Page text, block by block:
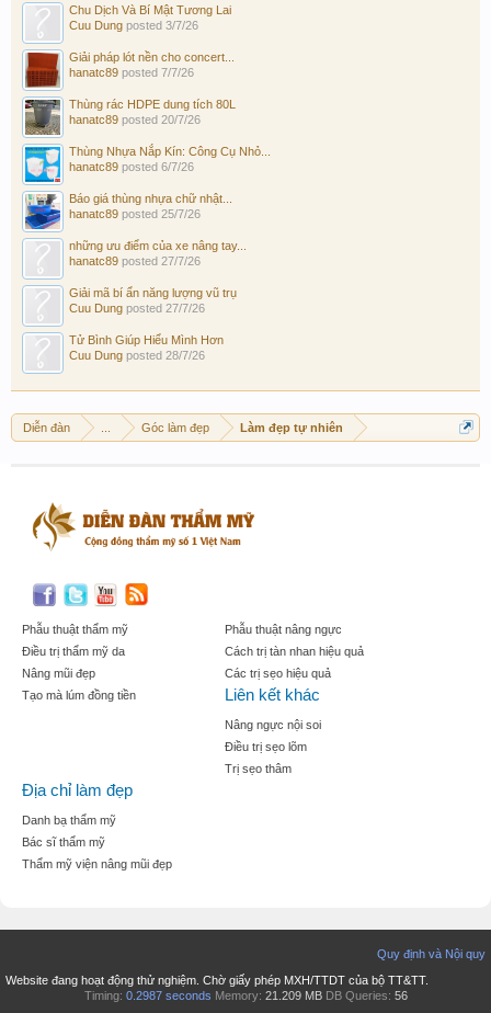
Chu Dịch Và Bí Mật Tương Lai
Cuu Dung posted 3/7/26
Giải pháp lót nền cho concert...
hanatc89 posted 7/7/26
Thùng rác HDPE dung tích 80L
hanatc89 posted 20/7/26
Thùng Nhựa Nắp Kín: Công Cụ Nhỏ...
hanatc89 posted 6/7/26
Báo giá thùng nhựa chữ nhật...
hanatc89 posted 25/7/26
những ưu điểm của xe nâng tay...
hanatc89 posted 27/7/26
Giải mã bí ẩn năng lượng vũ trụ
Cuu Dung posted 27/7/26
Tử Bình Giúp Hiểu Mình Hơn
Cuu Dung posted 28/7/26
Diễn đàn Góc làm đẹp Làm đẹp tự nhiên
Phẫu thuật thẩm mỹ
Điều trị thẩm mỹ da
Nâng mũi đẹp
Tạo mà lúm đồng tiền
Phẫu thuật nâng ngực
Cách trị tàn nhan hiệu quả
Các trị sẹo hiệu quả
Liên kết khác
Nâng ngực nội soi
Điều trị sẹo lõm
Trị sẹo thâm
Địa chỉ làm đẹp
Danh bạ thẩm mỹ
Bác sĩ thẩm mỹ
Thẩm mỹ viện nâng mũi đẹp
Quy định và Nội quy
Website đang hoạt động thử nghiệm. Chờ giấy phép MXH/TTDT của bộ TT&TT.
Timing: 0.2987 seconds Memory: 21.209 MB DB Queries: 56